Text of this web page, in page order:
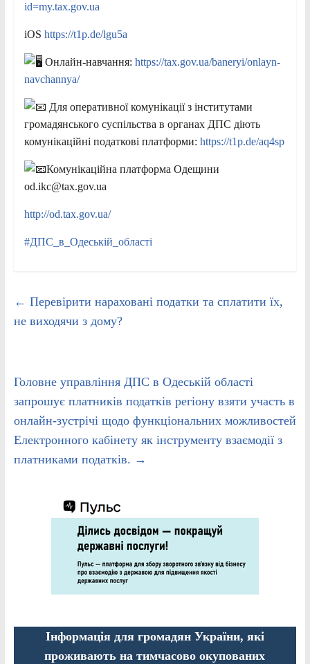
id=my.tax.gov.ua
iOS https://t1p.de/lgu5a
Онлайн-навчання: https://tax.gov.ua/baneryi/onlayn-
navchannya/
Для оперативної комунікації з інститутами
громадянського суспільства в органах ДПС діють
комунікаційні податкові платформи: https://t1p.de/aq4sp
Комунікаційна платформа Одещини
od.ikc@tax.gov.ua
http://od.tax.gov.ua/
#ДПС_в_Одеській_області
← Перевірити нараховані податки та сплатити їх,
не виходячи з дому?
Головне управління ДПС в Одеській області
запрошує платників податків регіону взяти участь в
онлайн-зустрічі щодо функціональних можливостей
Електронного кабінету як інструменту взаємодії з
платниками податків. →
Інформація для громадян України, які
проживають на тимчасово окупованих